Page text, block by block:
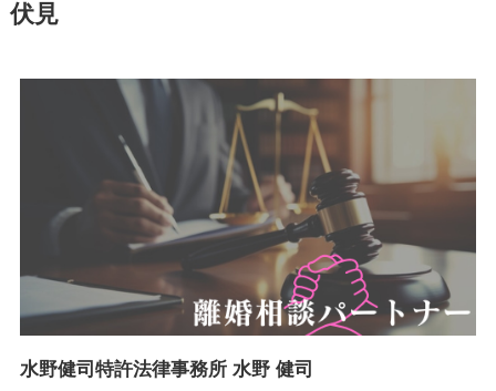
伏見
水野健司特許法律事務所 水野 健司